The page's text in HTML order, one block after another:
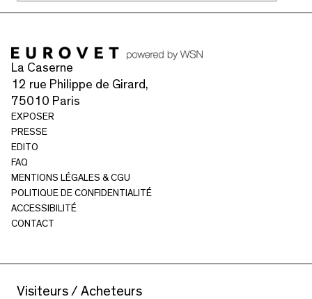
Visiteurs / Acheteurs
La Caserne
12 rue Philippe de Girard,
75010 Paris
EXPOSER
PRESSE
EDITO
FAQ
MENTIONS LÉGALES & CGU
POLITIQUE DE CONFIDENTIALITÉ
ACCESSIBILITÉ
CONTACT